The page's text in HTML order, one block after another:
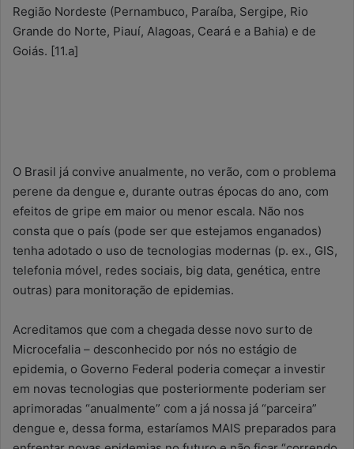
Região Nordeste (Pernambuco, Paraíba, Sergipe, Rio
Grande do Norte, Piauí, Alagoas, Ceará e a Bahia) e de
Goiás. [11.a]
O Brasil já convive anualmente, no verão, com o problema
perene da dengue e, durante outras épocas do ano, com
efeitos de gripe em maior ou menor escala. Não nos
consta que o país (pode ser que estejamos enganados)
tenha adotado o uso de tecnologias modernas (p. ex., GIS,
telefonia móvel, redes sociais, big data, genética, entre
outras) para monitoração de epidemias.
Acreditamos que com a chegada desse novo surto de
Microcefalia – desconhecido por nós no estágio de
epidemia, o Governo Federal poderia começar a investir
em novas tecnologias que posteriormente poderiam ser
aprimoradas “anualmente” com a já nossa já “parceira”
dengue e, dessa forma, estaríamos MAIS preparados para